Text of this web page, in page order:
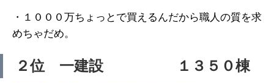
・１０００万ちょっとで買えるんだから職人の質を求
めちゃだめ。
２位 一建設 １３５０棟